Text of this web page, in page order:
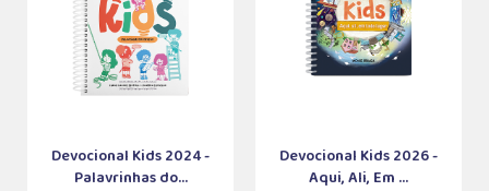
Devocional Kids 2024 -
Palavrinhas do...
Devocional Kids 2026 -
Aqui, Ali, Em ...